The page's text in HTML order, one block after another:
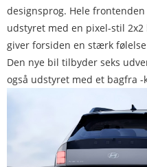
designsprog. Hele
udstyret med en pixel-stil
giver forsiden en stærk
Den nye bil tilbyder seks
også udstyret med et bagfra